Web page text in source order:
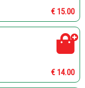
€ 15.00
€ 14.00